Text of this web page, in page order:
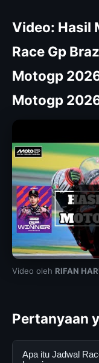
Video: Hasil
Race Gp
Motogp
Motogp
Video oleh RIFAN
Pertanyaan
Apa itu Jadwal